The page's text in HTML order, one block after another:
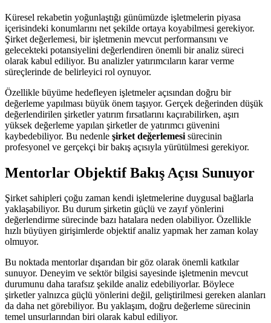
Küresel rekabetin yoğunlaştığı günümüzde işletmelerin piyasa
içerisindeki konumlarını net şekilde ortaya koyabilmesi gerekiyor.
Şirket değerlemesi, bir işletmenin mevcut performansını ve
gelecekteki potansiyelini değerlendiren önemli bir analiz süreci
olarak kabul ediliyor. Bu analizler yatırımcıların karar verme
süreçlerinde de belirleyici rol oynuyor.
Özellikle büyüme hedefleyen işletmeler açısından doğru bir
değerleme yapılması büyük önem taşıyor. Gerçek değerinden düşük
değerlendirilen şirketler yatırım fırsatlarını kaçırabilirken, aşırı
yüksek değerleme yapılan şirketler de yatırımcı güvenini
kaybedebiliyor. Bu nedenle şirket değerlemesi sürecinin
profesyonel ve gerçekçi bir bakış açısıyla yürütülmesi gerekiyor.
Mentorlar Objektif Bakış Açısı Sunuyor
Şirket sahipleri çoğu zaman kendi işletmelerine duygusal bağlarla
yaklaşabiliyor. Bu durum şirketin güçlü ve zayıf yönlerini
değerlendirme sürecinde bazı hatalara neden olabiliyor. Özellikle
hızlı büyüyen girişimlerde objektif analiz yapmak her zaman kolay
olmuyor.
Bu noktada mentorlar dışarıdan bir göz olarak önemli katkılar
sunuyor. Deneyim ve sektör bilgisi sayesinde işletmenin mevcut
durumunu daha tarafsız şekilde analiz edebiliyorlar. Böylece
şirketler yalnızca güçlü yönlerini değil, geliştirilmesi gereken alanları
da daha net görebiliyor. Bu yaklaşım, doğru değerleme sürecinin
temel unsurlarından biri olarak kabul ediliyor.